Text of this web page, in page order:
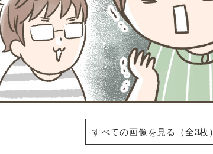
すべての画像を見る（全3枚）